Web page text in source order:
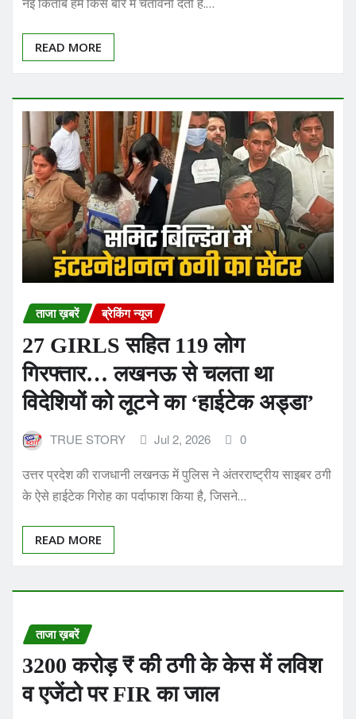
READ MORE
ताजा ख़बरें ब्रेकिंग न्यूज
27 GIRLS सहित 119 लोग
गिरफ्तार… लखनऊ से चलता था
विदेशियों को लूटने का ‘हाईटेक अड्डा’
TRUE STORY Jul 2, 2026 0
उत्तर प्रदेश की राजधानी लखनऊ में पुलिस ने अंतरराष्ट्रीय साइबर ठगी
READ MORE
ताजा ख़बरें
3200 करोड़ ₹ की ठगी के केस में लविश
व एजेंटो पर FIR का जाल
TRUE STORY May 16, 2026